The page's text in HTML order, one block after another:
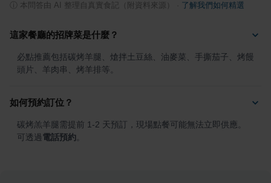
本問答由 AI 整理自真實食記（附資料來源） 了解我們如何精選
這家餐廳的招牌菜是什麼？
必點推薦包括碳烤羊腿、熗拌土豆絲、油麥菜、手撕茄子、烤饅
頭片、羊肉串、烤羊排等。
如何預約訂位？
碳烤羔羊腿需提前 1-2 天預訂，現場點餐可能無法立即供應。
可透過電話預約